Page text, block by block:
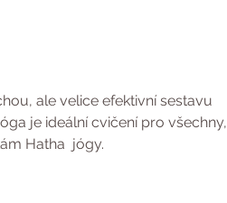
ale velice efektivní sestavu
je ideální cvičení pro všechny,
Hatha  jógy.